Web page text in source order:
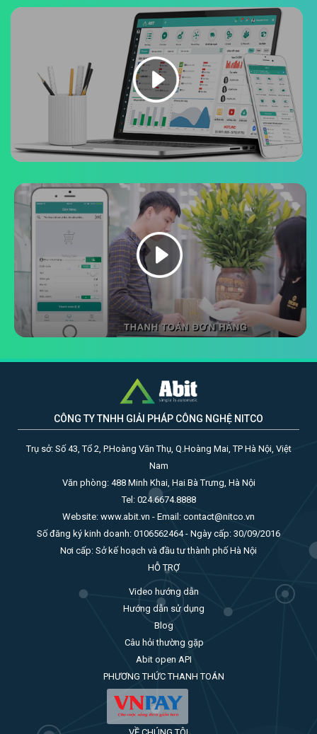
CÔNG TY TNHH GIẢI PHÁP CÔNG NGHỆ NITCO
Trụ sở: Số 43, Tổ 2, P.Hoàng Văn Thụ, Q.Hoàng Mai, TP Hà Nội, Việt
Nam
Văn phòng: 488 Minh Khai, Hai Bà Trưng, Hà Nội
Tel: 024.6674.8888
Website: www.abit.vn - Email: contact@nitco.vn
Số đăng ký kinh doanh: 0106562464 - Ngày cấp: 30/09/2016
Nơi cấp: Sở kế hoạch và đầu tư thành phố Hà Nội
HỖ TRỢ
Video hướng dẫn
Hướng dẫn sử dụng
Blog
Câu hỏi thường gặp
Abit open API
PHƯƠNG THỨC THANH TOÁN